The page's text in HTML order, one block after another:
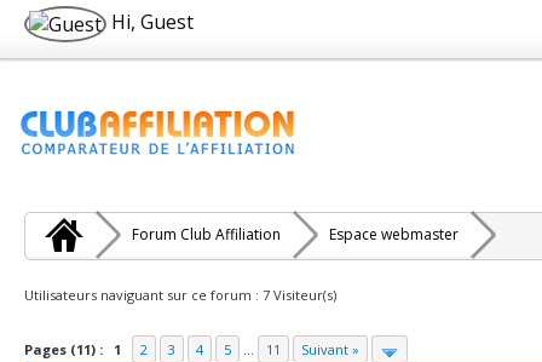
Hi, Guest
Forum Club Affiliation Espace webmaster
Utilisateurs naviguant sur ce forum : 7 Visiteur(s)
Pages (11) : 1 2 3 4 5 ... 11 Suivant »